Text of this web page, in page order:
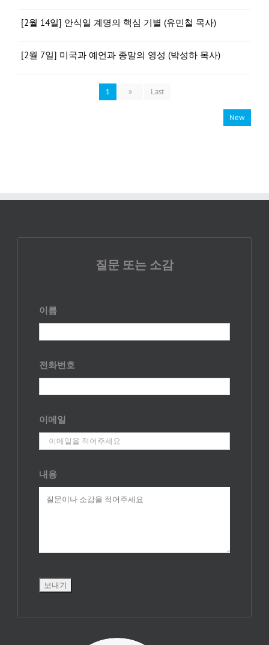
[2월 14일] 안식일 계명의 핵심 기별 (유민철 목사)
[2월 7일] 미국과 예언과 종말의 영성 (박성하 목사)
1 » Last
New
질문 또는 소감
이름
전화번호
이메일
내용